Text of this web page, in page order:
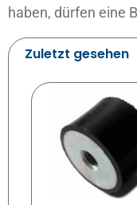
haben, dürfen eine
Zuletzt gesehen